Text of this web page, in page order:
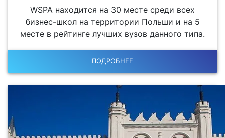
WSPA находится на 30 месте среди всех
бизнес-школ на территории Польши и на 5
месте в рейтинге лучших вузов данного типа.
ПОДРОБНЕЕ